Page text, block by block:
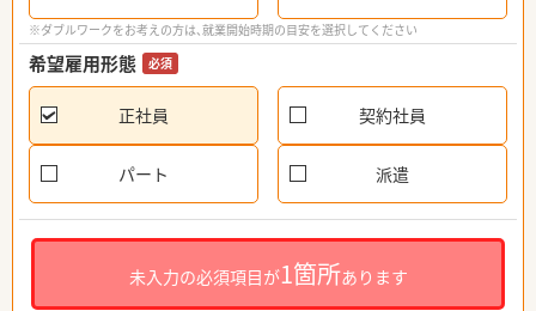
※ダブルワークをお考えの方は、就業開始時期の目安を選択してください
希望雇用形態 必須
正社員 契約社員
パート 派遣
未入力の必須項目が1箇所あります